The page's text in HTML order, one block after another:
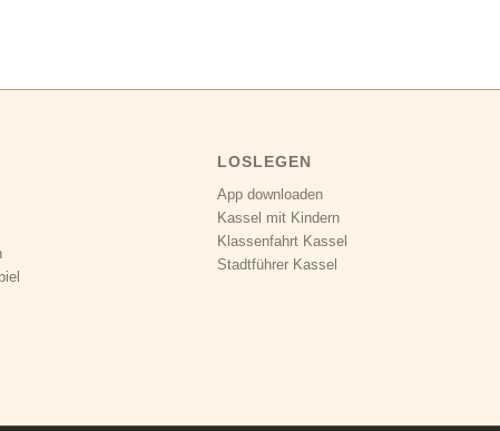
LOSLEGEN
App downloaden
Kassel mit Kindern
Klassenfahrt Kassel
Stadtführer Kassel